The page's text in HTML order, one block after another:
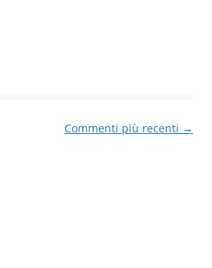
Commenti più recenti →